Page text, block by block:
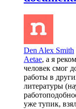
Den Alex Smith
Aetae, а я
человек смог
работы в
литературы
уже тупик,